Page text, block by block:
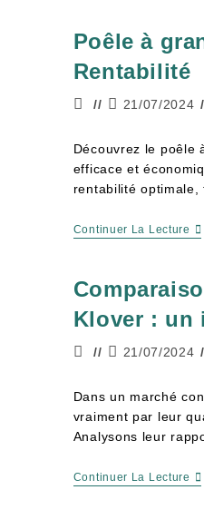
Poêle à
Rentabilité
21/07/2024
Découvrez le poêle
efficace et
rentabilité optimale,
Continuer La Lecture
Klover : un
21/07/2024
Dans un marché
vraiment par leur
Analysons leur
Continuer La Lecture